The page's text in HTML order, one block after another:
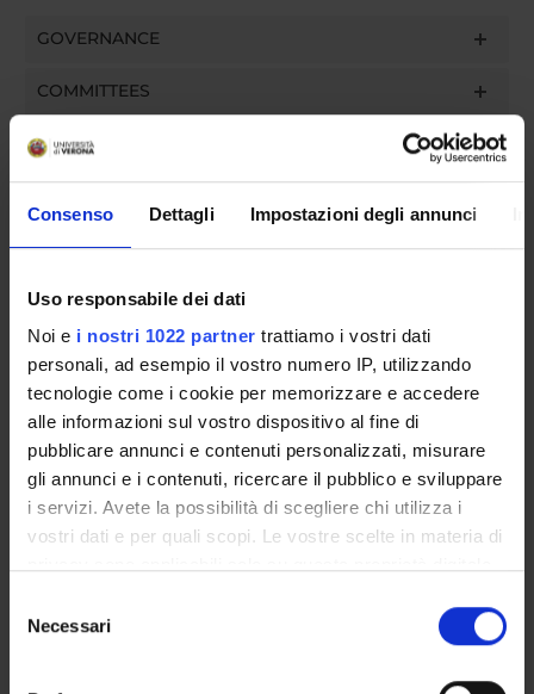
Consenso Dettagli Impostazioni degli annunci
Uso responsabile dei dati
Noi e i nostri 1022 partner trattiamo i vostri dati
personali, ad esempio il vostro numero IP, utilizzando
tecnologie come i cookie per memorizzare e accedere
alle informazioni sul vostro dispositivo al fine di
pubblicare annunci e contenuti personalizzati, misurare
gli annunci e i contenuti, ricercare il pubblico e sviluppare
i servizi. Avete la possibilità di scegliere chi utilizza i
vostri dati e per quali scopi. Le vostre scelte in materia di
modificare o revocare il proprio consenso in qualsiasi
momento dalla Dichiarazione sui cookie o facendo clic
delNecessari
GOVERNANCE
COMMITTEES
DEPARTMENT ADMINISTRATION OFFICES
IT support for Science and Engineering Area
STUDENT ADMINISTRATION OFFICES
DEPARTMENT FACILITIES
LIBRARIES
LABORATORIES
SPIN OFF AND COMPANIES
Contacts